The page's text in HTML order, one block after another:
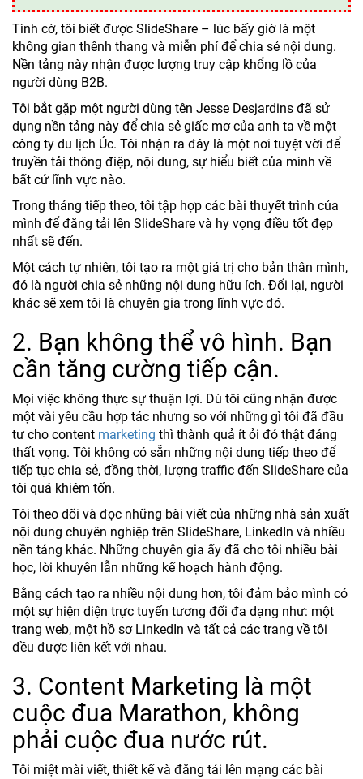
Tình cờ, tôi biết được SlideShare – lúc bấy giờ là một
không gian thênh thang và miễn phí để chia sẻ nội dung.
Nền tảng này nhận được lượng truy cập khổng lồ của
người dùng B2B.
Tôi bắt gặp một người dùng tên Jesse Desjardins đã sử
dụng nền tảng này để chia sẻ giấc mơ của anh ta về một
công ty du lịch Úc. Tôi nhận ra đây là một nơi tuyệt vời để
truyền tải thông điệp, nội dung, sự hiểu biết của mình về
bất cứ lĩnh vực nào.
Trong tháng tiếp theo, tôi tập hợp các bài thuyết trình của
mình để đăng tải lên SlideShare và hy vọng điều tốt đẹp
nhất sẽ đến.
Một cách tự nhiên, tôi tạo ra một giá trị cho bản thân mình,
đó là người chia sẻ những nội dung hữu ích. Đổi lại, người
khác sẽ xem tôi là chuyên gia trong lĩnh vực đó.
2. Bạn không thể vô hình. Bạn
cần tăng cường tiếp cận.
Mọi việc không thực sự thuận lợi. Dù tôi cũng nhận được
một vài yêu cầu hợp tác nhưng so với những gì tôi đã đầu
tư cho content marketing thì thành quả ít ỏi đó thật đáng
thất vọng. Tôi không có sẵn những nội dung tiếp theo để
tiếp tục chia sẻ, đồng thời, lượng traffic đến SlideShare của
tôi quá khiêm tốn.
Tôi theo dõi và đọc những bài viết của những nhà sản xuất
nội dung chuyên nghiệp trên SlideShare, LinkedIn và nhiều
nền tảng khác. Những chuyên gia ấy đã cho tôi nhiều bài
học, lời khuyên lẫn những kế hoạch hành động.
Bằng cách tạo ra nhiều nội dung hơn, tôi đảm bảo mình có
một sự hiện diện trực tuyến tương đối đa dạng như: một
trang web, một hồ sơ LinkedIn và tất cả các trang về tôi
đều được liên kết với nhau.
3. Content Marketing là một
cuộc đua Marathon, không
phải cuộc đua nước rút.
Tôi miệt mài viết, thiết kế và đăng tải lên mạng các bài